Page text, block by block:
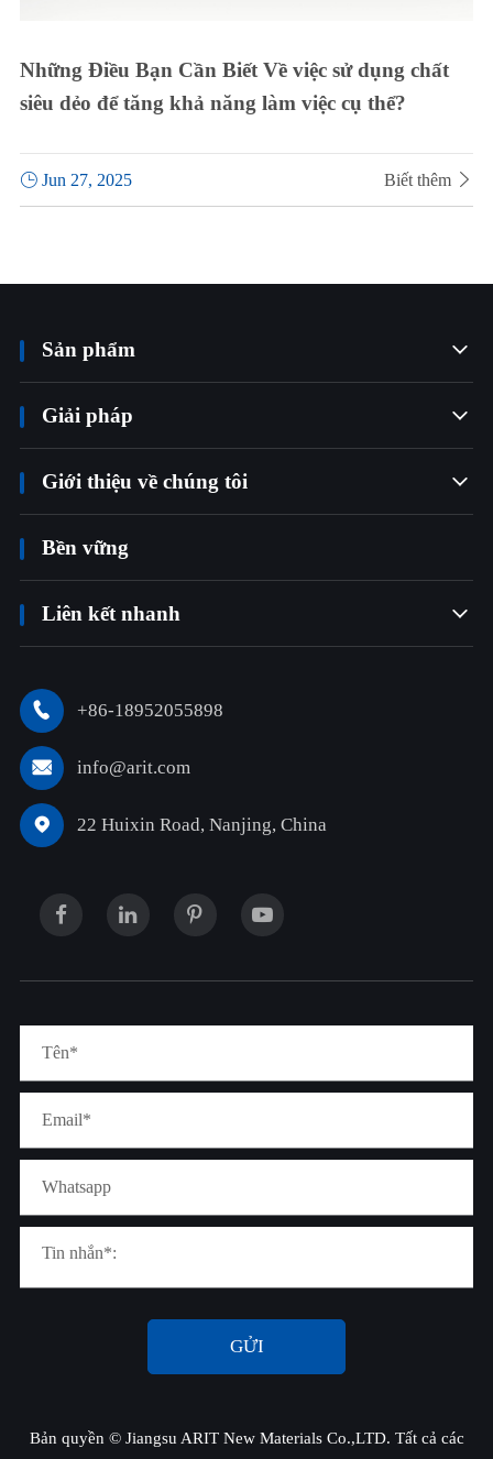
Những Điều Bạn Cần Biết Về việc sử dụng chất
siêu dẻo để tăng khả năng làm việc cụ thể?
Jun 27, 2025 Biết thêm 
Sản phẩm 
Giải pháp 
Giới thiệu về chúng tôi 
Bền vững
Liên kết nhanh 
 +86-18952055898
 info@arit.com
 22 Huixin Road, Nanjing, China
GỬI
Bản quyền © Jiangsu ARIT New Materials Co.,LTD. Tất cả các